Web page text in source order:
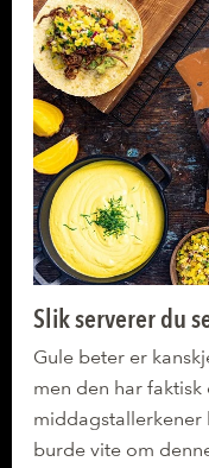
Slik serverer du
Gule beter er
men den har
burde vite om